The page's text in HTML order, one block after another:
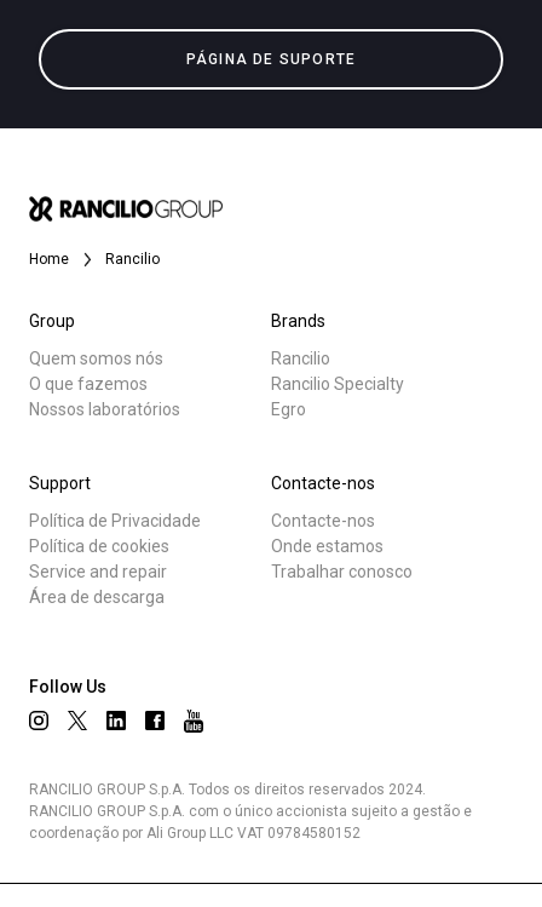
PÁGINA DE SUPORTE
Home Rancilio
Group
Quem somos nós
O que fazemos
Nossos laboratórios
Brands
Rancilio
Rancilio Specialty
Egro
Support
Política de Privacidade
Política de cookies
Service and repair
Área de descarga
Contacte-nos
Contacte-nos
Onde estamos
Trabalhar conosco
Follow Us
RANCILIO GROUP S.p.A. Todos os direitos reservados 2024.
RANCILIO GROUP S.p.A. com o único accionista sujeito a gestão e
coordenação por Ali Group LLC VAT 09784580152